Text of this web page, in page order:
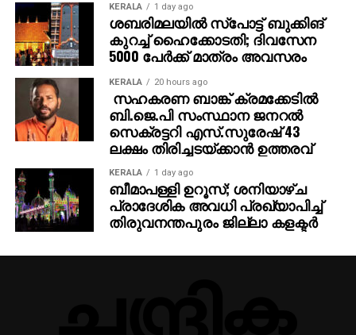
KERALA 1 day ago
ശബരിമലയില്‍ സ്‌പോട്ട് ബുക്കിങ്
കുറച്ച് ഹൈക്കോടതി; ദിവസേന
5000 പേര്‍ക്ക് മാത്രം അവസരം
KERALA 20 hours ago
സഹകരണ ബാങ്ക് ക്രമക്കേടില്‍
ബി.ജെ.പി സംസ്ഥാന ജനറല്‍
സെക്രട്ടറി എസ്.സുരേഷ് 43
ലക്ഷം തിരിച്ചടയ്ക്കാന്‍ ഉത്തരവ്
KERALA 1 day ago
ബീമാപള്ളി ഉറൂസ്; ശനിയാഴ്ച
പ്രാദേശിക അവധി പ്രഖ്യാപിച്ച്
തിരുവനന്തപുരം ജില്ലാ കളക്ടര്‍